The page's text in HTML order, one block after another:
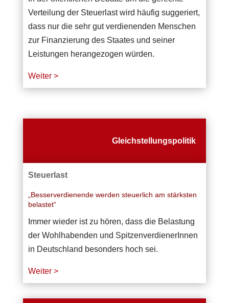
Verteilung der Steuerlast wird häufig suggeriert,
dass nur die sehr gut verdienenden Menschen
zur Finanzierung des Staates und seiner
Leistungen herangezogen würden.
Weiter >
Gleichstellungspolitik
Steuerlast
„Besserverdienende werden steuerlich am stärksten
belastet“
Immer wieder ist zu hören, dass die Belastung
der Wohlhabenden und SpitzenverdienerInnen
in Deutschland besonders hoch sei.
Weiter >